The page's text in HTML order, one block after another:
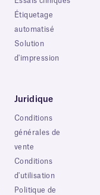
Étiquetage
automatisé
Solution
d'impression
Juridique
Conditions
générales de
vente
Conditions
d'utilisation
Politique de